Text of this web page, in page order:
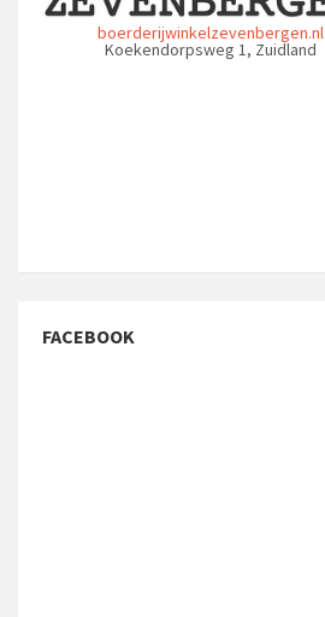
boerderijwinkelzevenbergen.nl
Koekendorpsweg 1, Zuidland
FACEBOOK